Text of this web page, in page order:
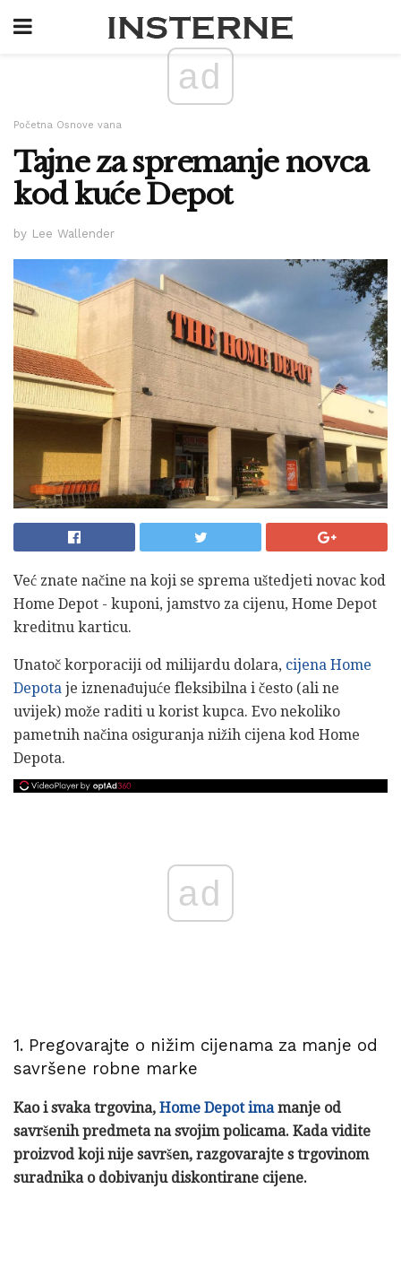
ad
Početna Osnove vana
Tajne za spremanje novca
kod kuće Depot
by Lee Wallender
Već znate načine na koji se sprema uštedjeti novac kod
Home Depot - kuponi, jamstvo za cijenu, Home Depot
kreditnu karticu.
Unatoč korporaciji od milijardu dolara, cijena Home
Depota je iznenađujuće fleksibilna i često (ali ne
uvijek) može raditi u korist kupca. Evo nekoliko
pametnih načina osiguranja nižih cijena kod Home
Depota.
ad
1. Pregovarajte o nižim cijenama za manje od
savršene robne marke
Kao i svaka trgovina, Home Depot imamanje od
savršenih predmeta na svojim policama. Kada vidite
proizvod koji nije savršen, razgovarajte s trgovinom
suradnika o dobivanju diskontirane cijene.